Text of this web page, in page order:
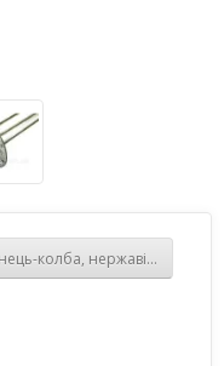
ТЕН 2100W довжина 400
колба, нержавіюча сталь,